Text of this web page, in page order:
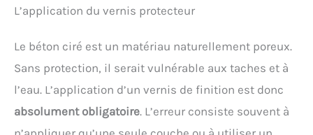
s'adapte à chaque tâche avec précision et facilité.
nécessitant un polissage doux ou que vous ayez
besoin d'un ponçage à grande vitesse pour un
retrait rapide du matériau, cette ponceuse à main
pour une polyvalence accrue : cette ponceuse à
main électrique est livrée avec 10 papiers de verre
de différents grains, allant de 80 à 320, s'attaquant
sans effort à différentes surfaces telles que le bois,
L’application du vernis protecteur
Le béton ciré est un matériau naturellement poreux.
Sans protection, il serait vulnérable aux taches et à
l’eau. L’application d’un vernis de finition est donc
absolument obligatoire. L’erreur consiste souvent à